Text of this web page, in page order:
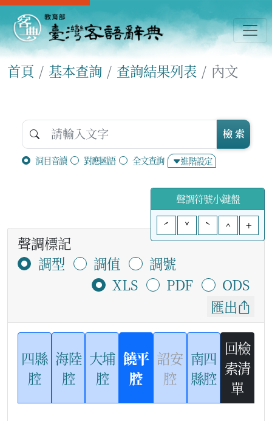
首頁 基本查詢 查詢結果列表 內文
詞目音讀 對應國語 全文查詢 進階設定
檢 索
聲調符號小鍵盤
ˊ
ˇ ˋ ^ +
聲調標記
調型
調值
調號
XLS
PDF
ODS
匯出
四縣
腔
海陸
腔
大埔
腔
饒平
腔
詔安
腔
南四
縣腔
回檢
索清
單